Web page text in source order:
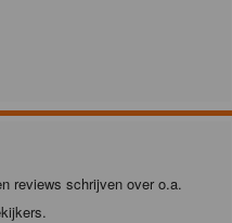
reviews schrijven over o.a.